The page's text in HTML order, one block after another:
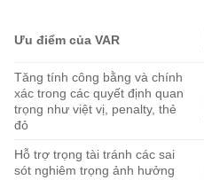
Ưu điểm của VAR
Tăng tính công bằng và chính
xác trong các quyết định quan
trọng như việt vị, penalty, thẻ
đỏ
Hỗ trợ trọng tài tránh các sai
sót nghiêm trọng ảnh hưởng